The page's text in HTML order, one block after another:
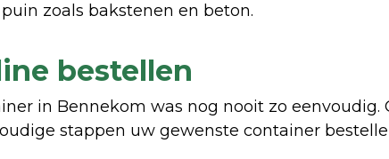
zoals bakstenen en beton.
bestellen
in Bennekom was nog nooit zo
stappen uw gewenste container